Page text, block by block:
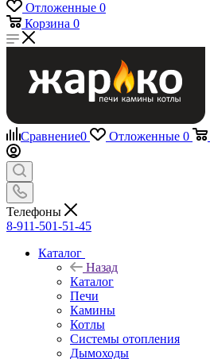
Отложенные 0
Корзина 0
Сравнение0 Отложенные 0
Телефоны
8-911-501-51-45
Каталог
Назад
Каталог
Печи
Камины
Котлы
Системы отопления
Дымоходы